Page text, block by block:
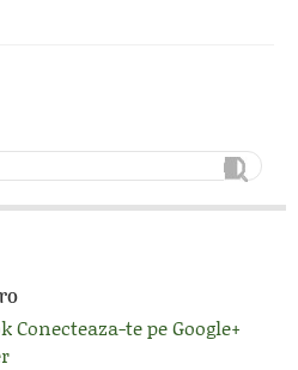
Conecteaza-te pe Google+